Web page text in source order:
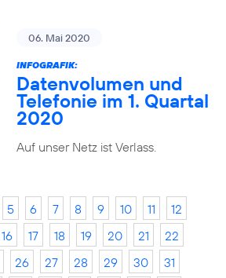
06. Mai 2020
INFOGRAFIK:
Datenvolumen und
Telefonie im 1. Quartal
2020
Auf unser Netz ist Verlass.
5 6 7 8 9 10 11
12
16 17 18 19 20 21
22
26 27 28 29 30
31